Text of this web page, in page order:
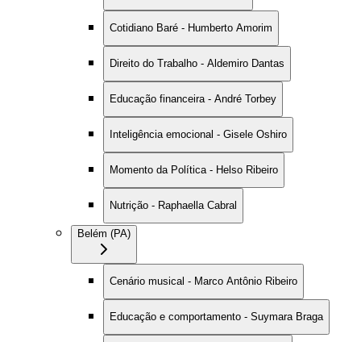
Cotidiano Baré - Humberto Amorim
Direito do Trabalho - Aldemiro Dantas
Educação financeira - André Torbey
Inteligência emocional - Gisele Oshiro
Momento da Política - Helso Ribeiro
Nutrição - Raphaella Cabral
Belém (PA)
Cenário musical - Marco Antônio Ribeiro
Educação e comportamento - Suymara Braga